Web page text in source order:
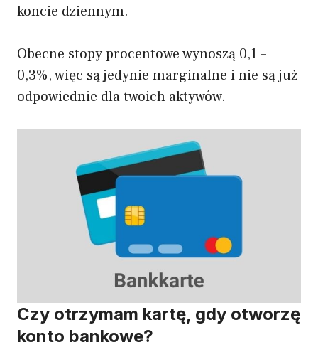
koncie dziennym.
Obecne stopy procentowe wynoszą 0,1 –
0,3%, więc są jedynie marginalne i nie są już
odpowiednie dla twoich aktywów.
Czy otrzymam kartę, gdy otworzę
konto bankowe?